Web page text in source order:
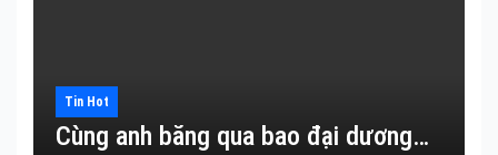
Tin Hot
Cùng anh băng qua bao đại dương…